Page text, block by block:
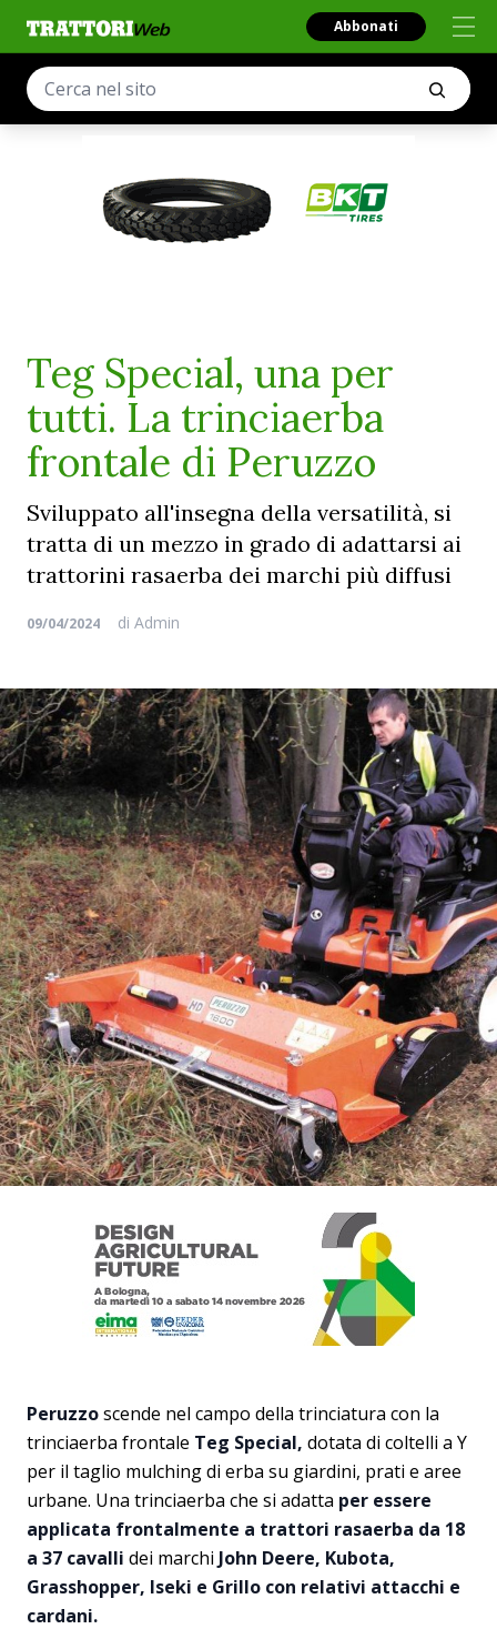
Abbonati
Teg Special, una per
tutti. La trinciaerba
frontale di Peruzzo
Sviluppato all'insegna della versatilità, si
tratta di un mezzo in grado di adattarsi ai
trattorini rasaerba dei marchi più diffusi
09/04/2024 di Admin
Peruzzoscende nel campo della trinciatura con la
trinciaerba frontale Teg Special, dotata di coltelli a Y
per il taglio mulching di erba su giardini, prati e aree
urbane. Una trinciaerba che si adatta per essere
applicata frontalmente a trattori rasaerba da 18
a 37 cavalli dei marchi John Deere, Kubota,
Grasshopper, Iseki e Grillo con relativi attacchi e
cardani.